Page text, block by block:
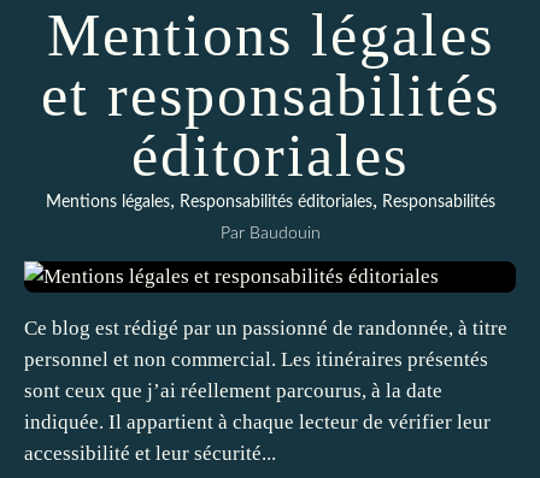
Mentions légales
et responsabilités
éditoriales
Mentions légales, Responsabilités éditoriales, Responsabilités
Par Baudouin
Ce blog est rédigé par un passionné de randonnée, à titre
personnel et non commercial. Les itinéraires présentés
sont ceux que j’ai réellement parcourus, à la date
indiquée. Il appartient à chaque lecteur de vérifier leur
accessibilité et leur sécurité...